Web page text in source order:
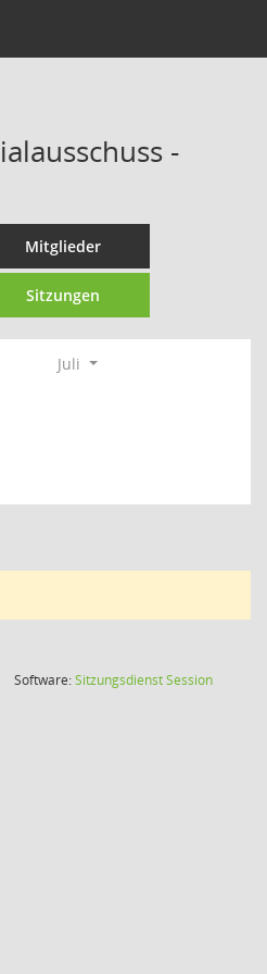
-
Mitglieder
Sitzungen
Juli
Software:SitzungsdienstSession(Wird in